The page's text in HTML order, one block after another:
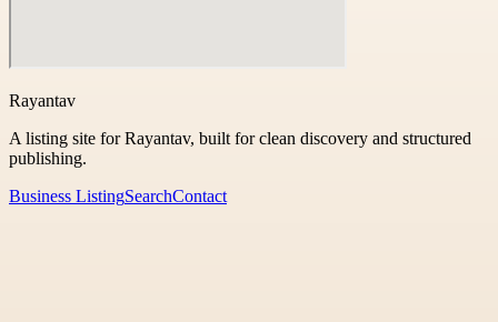
Rayantav
A listing site for Rayantav, built for clean discovery and structured
publishing.
Business ListingSearchContact